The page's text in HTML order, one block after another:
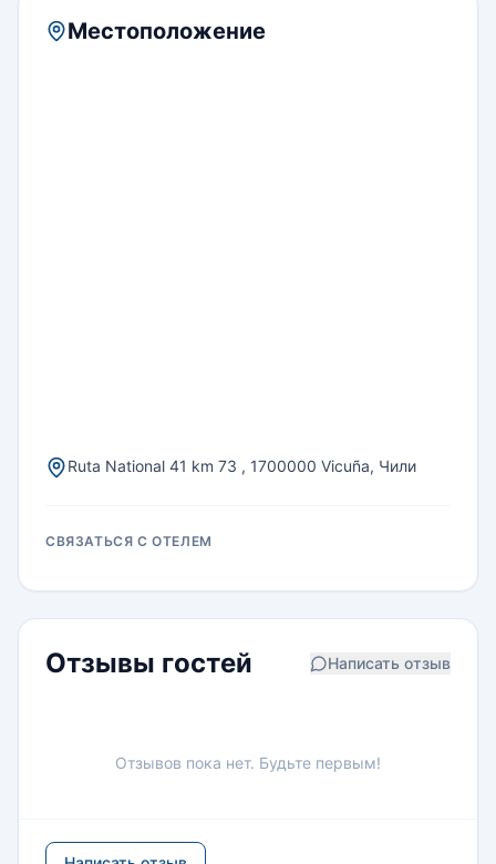
Местоположение
Ruta National 41 km 73 , 1700000 Vicuña, Чили
СВЯЗАТЬСЯ С ОТЕЛЕМ
Отзывы гостей Написать отзыв
Отзывов пока нет. Будьте первым!